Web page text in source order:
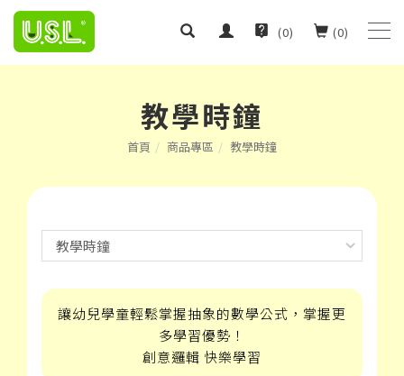
(0)
(0)
教學時鐘
首頁 商品專區 教學時鐘
讓幼兒學童輕鬆掌握抽象的數學公式，掌握更
多學習優勢！
創意邏輯 快樂學習